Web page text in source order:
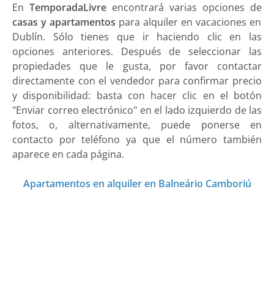
En TemporadaLivre encontrará varias opciones de
casas y apartamentos para alquiler en vacaciones en
Dublín. Sólo tienes que ir haciendo clic en las
opciones anteriores. Después de seleccionar las
propiedades que le gusta, por favor contactar
directamente con el vendedor para confirmar precio
y disponibilidad: basta con hacer clic en el botón
"Enviar correo electrónico" en el lado izquierdo de las
fotos, o, alternativamente, puede ponerse en
contacto por teléfono ya que el número también
aparece en cada página.
Apartamentos en alquiler en Balneário Camboriú